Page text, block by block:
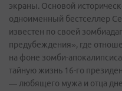
экраны. Основой
одноименный бестселлер
известен по своей
предубеждения», где
на фоне зомби­-
тайную жизнь 16-го
— любящего мужа и отца